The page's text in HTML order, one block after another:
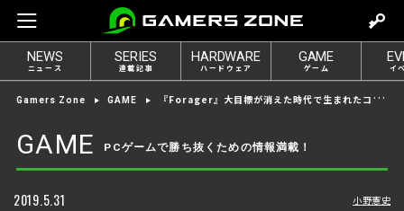
e
t
o
g
NEWS
ニュース
SERIES
連載記事
HARDWARE
ハードウェア
GAME
ゲーム イ
Gamers Zone GAME 『Forager』大目標が消えた時代で生まれたコミュニティベースゲーム【インディーゲームレビュー 第53回】
GAME PCゲームで勝ち抜くための情報満載！
2019.5.31 小野憲史